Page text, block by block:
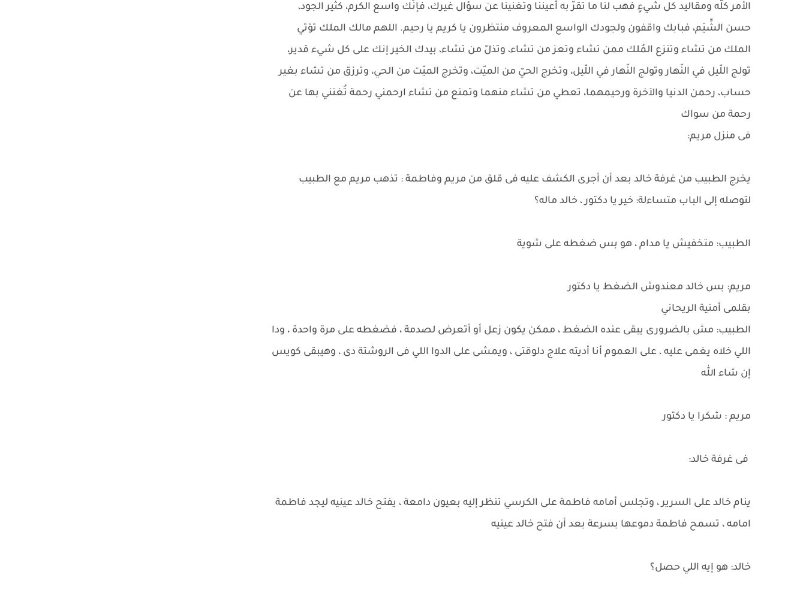
الأمر كلّه ومقاليد كل شيءٍ فهب لنا ما تقرّ به أعيننا وتغنينا عن سؤال غيرك، فإنّك واسع الكرم، كثير الجود،
حسن الشِّيَم، فبابك واقفون ولجودك الواسع المعروف منتظرون يا كريم يا رحيم. اللهم مالك الملك تؤتي
الملك من تشاء وتنزع المُلك ممن تشاء وتعز من تشاء، وتذلّ من تشاء، بيدك الخير إنك على كل شيء قدير،
تولج اللّيل في النّهار وتولج النّهار في اللّيل، وتخرج الحيّ من الميّت، وتخرج الميّت من الحي، وترزق من تشاء بغير
حساب، رحمن الدنيا والآخرة ورحيمهما، تعطي من تشاء منهما وتمنع من تشاء ارحمني رحمة تُغنني بها عن
رحمة من سواك
فى منزل مريم:
يخرج الطبيب من غرفة خالد بعد أن أجرى الكشف عليه فى قلق من مريم وفاطمة : تذهب مريم مع الطبيب
لتوصله إلى الباب متساءلة: خير يا دكتور ، خالد ماله؟
الطبيب: متخفيش يا مدام ، هو بس ضغطه على شوية
مريم: بس خالد معندوش الضغط يا دكتور
بقلمى أمنية الريحاني
الطبيب: مش بالضرورى يبقى عنده الضغط ، ممكن يكون زعل أو أتعرض لصدمة ، فضغطه على مرة واحدة ، ودا
اللي خلاه يغمى عليه ، على العموم أنا أديته علاج دلوقتى ، ويمشى على الدوا اللي فى الروشتة دى ، وهيبقى كويس
إن شاء الله
مريم : شكرا يا دكتور
فى غرفة خالد:
ينام خالد على السرير ، وتجلس أمامه فاطمة على الكرسي تنظر إليه بعيون دامعة ، يفتح خالد عينيه ليجد فاطمة
امامه ، تسمح فاطمة دموعها بسرعة بعد أن فتح خالد عينيه
خالد: هو إيه اللي حصل؟